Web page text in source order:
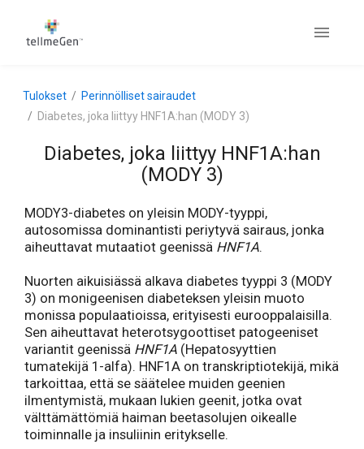
Tulokset
Perinnölliset sairaudet
Diabetes, joka liittyy HNF1A:han (MODY 3)
Diabetes, joka liittyy HNF1A:han
(MODY 3)
MODY3-diabetes on yleisin MODY-tyyppi,
autosomissa dominantisti periytyvä sairaus, jonka
aiheuttavat mutaatiot geenissä HNF1A.
Nuorten aikuisiässä alkava diabetes tyyppi 3 (MODY
3) on monigeenisen diabeteksen yleisin muoto
monissa populaatioissa, erityisesti eurooppalaisilla.
Sen aiheuttavat heterotsygoottiset patogeeniset
variantit geenissä HNF1A (Hepatosyyttien
tumatekijä 1-alfa). HNF1A on transkriptiotekijä, mikä
tarkoittaa, että se säätelee muiden geenien
ilmentymistä, mukaan lukien geenit, jotka ovat
välttämättömiä haiman beetasolujen oikealle
toiminnalle ja insuliinin eritykselle.